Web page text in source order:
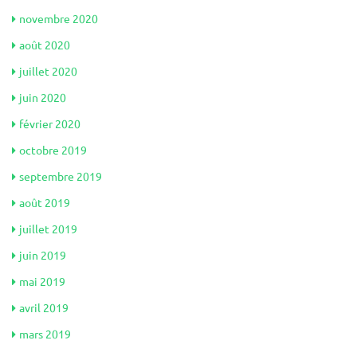
novembre 2020
août 2020
juillet 2020
juin 2020
février 2020
octobre 2019
septembre 2019
août 2019
juillet 2019
juin 2019
mai 2019
avril 2019
mars 2019